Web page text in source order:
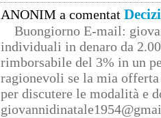
ANONIM a comentat
Buongiorno E-mail:
individuali in denaro da
rimborsabile del 3% in un
ragionevoli se la mia
per discutere le modalità e